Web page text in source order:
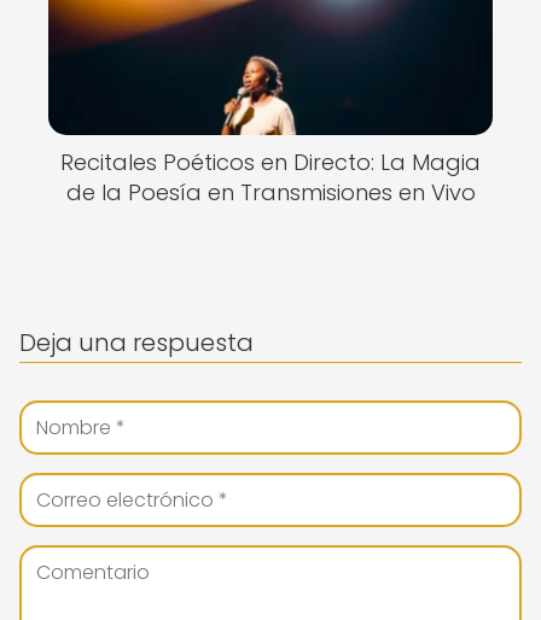
Recitales Poéticos en Directo: La Magia
de la Poesía en Transmisiones en Vivo
Deja una respuesta